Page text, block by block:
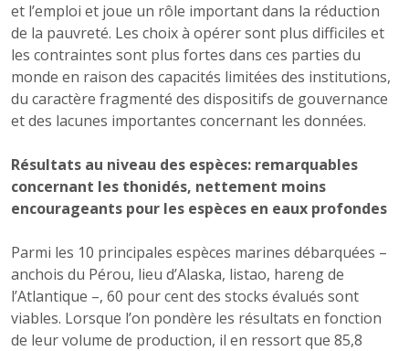
et l’emploi et joue un rôle important dans la réduction
de la pauvreté. Les choix à opérer sont plus difficiles et
les contraintes sont plus fortes dans ces parties du
monde en raison des capacités limitées des institutions,
du caractère fragmenté des dispositifs de gouvernance
et des lacunes importantes concernant les données.
Résultats au niveau des espèces: remarquables
concernant les thonidés, nettement moins
encourageants pour les espèces en eaux profondes
Parmi les 10 principales espèces marines débarquées –
anchois du Pérou, lieu d’Alaska, listao, hareng de
l’Atlantique –, 60 pour cent des stocks évalués sont
viables. Lorsque l’on pondère les résultats en fonction
de leur volume de production, il en ressort que 85,8